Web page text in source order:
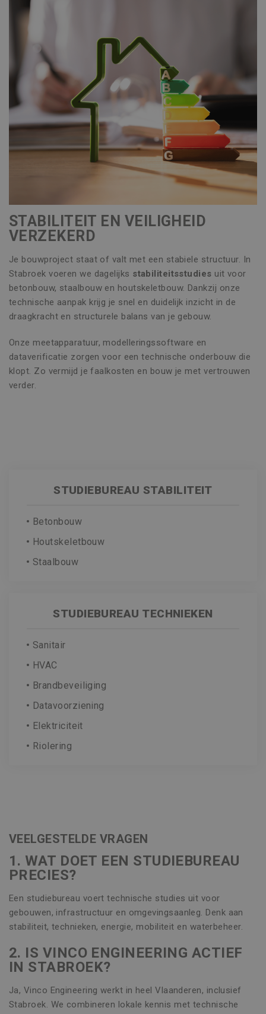
STABILITEIT EN VEILIGHEID
VERZEKERD
Je bouwproject staat of valt met een stabiele structuur. In
Stabroek voeren we dagelijks stabiliteitsstudies uit voor
betonbouw, staalbouw en houtskeletbouw. Dankzij onze
technische aanpak krijg je snel en duidelijk inzicht in de
draagkracht en structurele balans van je gebouw.
Onze meetapparatuur, modelleringssoftware en
dataverificatie zorgen voor een technische onderbouw die
klopt. Zo vermijd je faalkosten en bouw je met vertrouwen
verder.
STUDIEBUREAU STABILITEIT
Betonbouw
Houtskeletbouw
Staalbouw
STUDIEBUREAU TECHNIEKEN
Sanitair
HVAC
Brandbeveiliging
Datavoorziening
Elektriciteit
Riolering
VEELGESTELDE VRAGEN
1. WAT DOET EEN STUDIEBUREAU
PRECIES?
Een studiebureau voert technische studies uit voor
gebouwen, infrastructuur en omgevingsaanleg. Denk aan
stabiliteit, technieken, energie, mobiliteit en waterbeheer.
2. IS VINCO ENGINEERING ACTIEF
IN STABROEK?
Ja, Vinco Engineering werkt in heel Vlaanderen, inclusief
Stabroek. We combineren lokale kennis met technische